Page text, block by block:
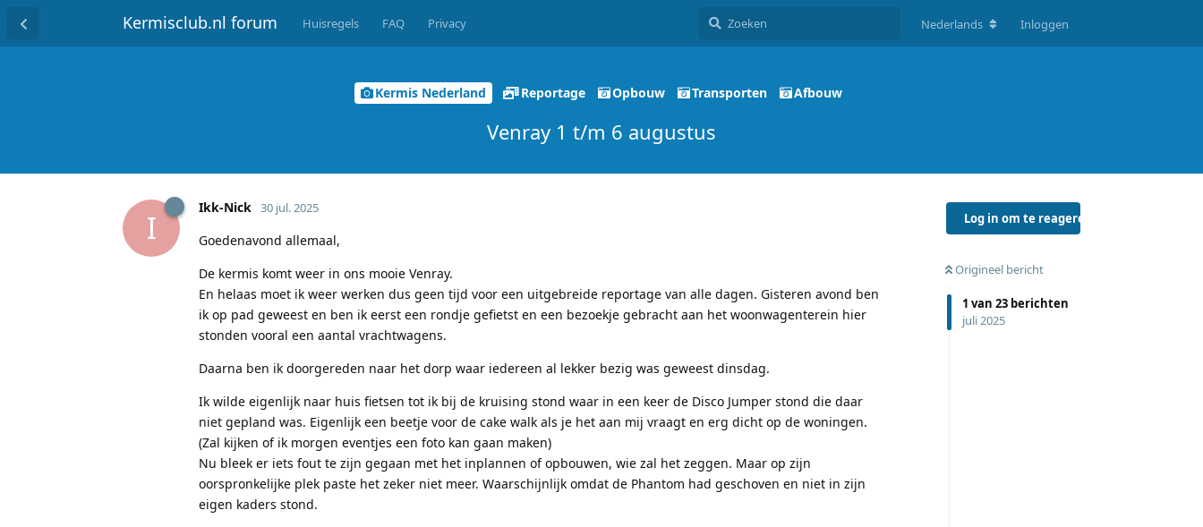
Kermisclub.nl forum Huisregels FAQ Privacy Nederlands Inloggen
Kermis Nederland Reportage Opbouw Transporten Afbouw
Venray 1 t/m 6 augustus
Log in om te reageren
Origineel bericht
1 van 23 berichten
juli 2025
I
Ikk-Nick 30 jul. 2025
Goedenavond allemaal,
De kermis komt weer in ons mooie Venray.
En helaas moet ik weer werken dus geen tijd voor een uitgebreide reportage van alle dagen. Gisteren avond ben
ik op pad geweest en ben ik eerst een rondje gefietst en een bezoekje gebracht aan het woonwagenterein hier
stonden vooral een aantal vrachtwagens.
Daarna ben ik doorgereden naar het dorp waar iedereen al lekker bezig was geweest dinsdag.
Ik wilde eigenlijk naar huis fietsen tot ik bij de kruising stond waar in een keer de Disco Jumper stond die daar
niet gepland was. Eigenlijk een beetje voor de cake walk als je het aan mij vraagt en erg dicht op de woningen.
(Zal kijken of ik morgen eventjes een foto kan gaan maken)
Nu bleek er iets fout te zijn gegaan met het inplannen of opbouwen, wie zal het zeggen. Maar op zijn
oorspronkelijke plek paste het zeker niet meer. Waarschijnlijk omdat de Phantom had geschoven en niet in zijn
eigen kaders stond.